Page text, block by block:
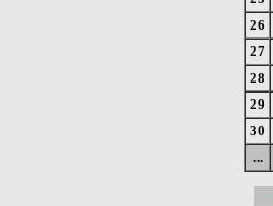
26
27
28
29
30
...